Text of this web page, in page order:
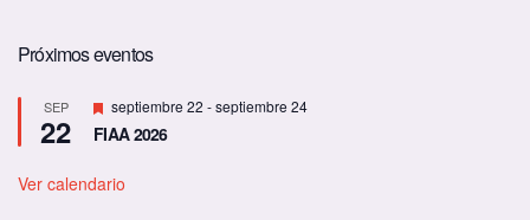
Próximos eventos
SEP
22
D
e
s
a
septiembre 22 -septiembre 24
FIAA 2026
Ver calendario